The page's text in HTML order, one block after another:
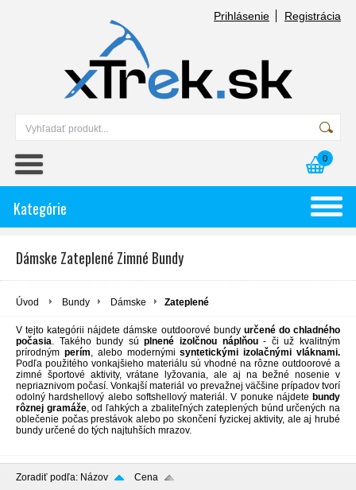
Prihlásenie Registrácia
0
Kategórie
Dámske Zateplené Zimné Bundy
Úvod Bundy Dámske Zateplené
V tejto kategórii nájdete dámske outdoorové bundyurčené do chladného
počasia. Takého bundy súplnené izolčnou náplňou- či už kvalitným
prírodným perím, alebo modernýmisyntetickými izolačnými vláknami.
Podľa použitého vonkajšieho materiálu sú vhodné na rôzne outdoorové a
zimné športové aktivity, vrátane lyžovania, ale aj na bežné nosenie v
nepriaznivom počasí. Vonkajší materiál vo prevažnej väčšine prípadov tvorí
odolný hardshellový alebo softshellový materiál. V ponuke nájdete bundy
rôznej gramáže, od ľahkých a zbaliteľných zateplených búnd určených na
oblečenie počas prestávok alebo po skončení fyzickej aktivity, ale aj hrubé
bundy určené do tých najtuhších mrazov.
Zoradiť podľa: Názov
Cena